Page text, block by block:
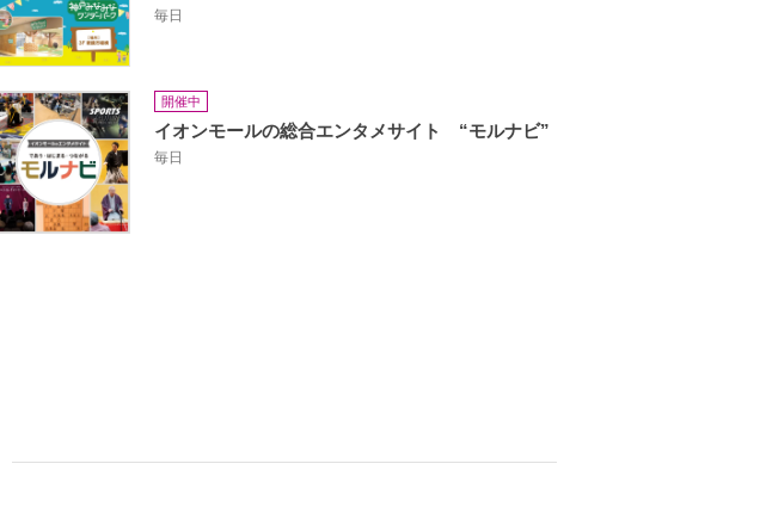
毎日
開催中
イオンモールの総合エンタメサイト “モルナビ”
毎日